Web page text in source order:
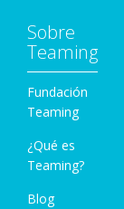
Sobre
Teaming
Fundación
Teaming
¿Qué es
Teaming?
Blog